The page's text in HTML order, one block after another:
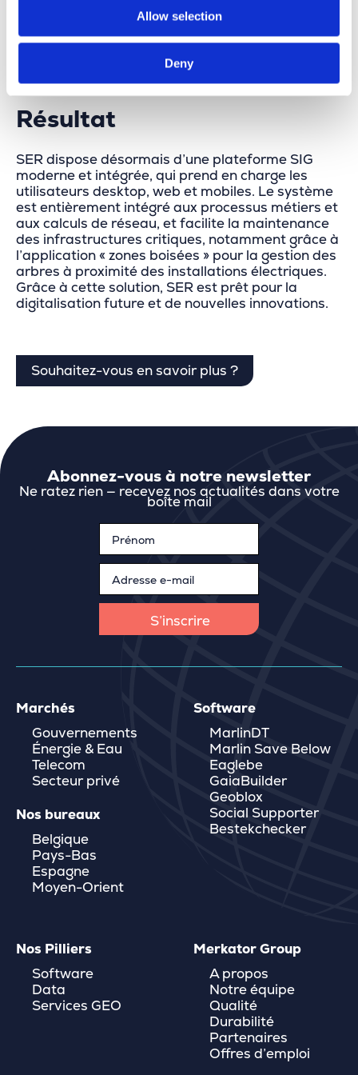
Allow selection
Deny
Résultat
SER dispose désormais d’une plateforme SIG
moderne et intégrée, qui prend en charge les
utilisateurs desktop, web et mobiles. Le système
est entièrement intégré aux processus métiers et
aux calculs de réseau, et facilite la maintenance
des infrastructures critiques, notamment grâce à
l’application « zones boisées » pour la gestion des
arbres à proximité des installations électriques.
Grâce à cette solution, SER est prêt pour la
digitalisation future et de nouvelles innovations.
Souhaitez-vous en savoir plus ?
Abonnez-vous à notre newsletter
Ne ratez rien — recevez nos actualités dans votre
boîte mail
Marchés
Gouvernements
Énergie & Eau
Telecom
Secteur privé
Nos bureaux
Belgique
Pays-Bas
Espagne
Moyen-Orient
Software
MarlinDT
Marlin Save Below
Eaglebe
GaiaBuilder
Geoblox
Social Supporter
Bestekchecker
Nos Pilliers
Software
Data
Services GEO
Merkator Group
A propos
Notre équipe
Qualité
Durabilité
Partenaires
Offres d’emploi